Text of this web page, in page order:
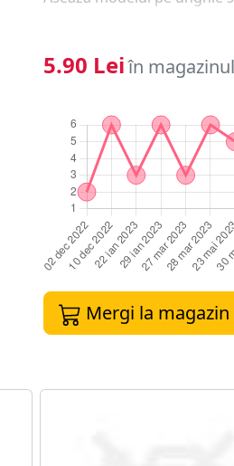
5.90 Leiîn magazinul
Mergi la magazin